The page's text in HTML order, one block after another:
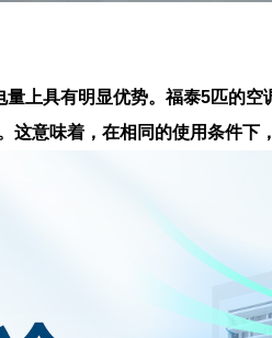
上具有明显优势。福泰5匹的
这意味着，在相同的使用条件下